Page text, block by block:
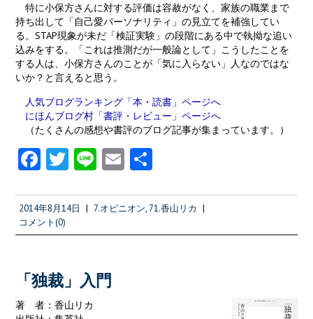
特に小保方さんに対する評価は容赦がなく、家族の職業まで
持ち出して「自己愛パーソナリティ」の見立てを補強してい
る。STAP現象が未だ「検証実験」の段階にある中で執拗な追い
込みをする。「これは推測だが一般論として」こうしたことを
する人は、小保方さんのことが「気に入らない」人なのではな
いか？と言えると思う。
人気ブログランキング「本・読書」ページへ
にほんブログ村「書評・レビュー」ページへ
（たくさんの感想や書評のブログ記事が集まっています。）
Fa
b
o
k
T
itt
Li
e
E
ai
2014年8月14日 | 7.オピニオン, 71.香山リカ |
コメント(0)
「独裁」入門
著 者：香山リカ